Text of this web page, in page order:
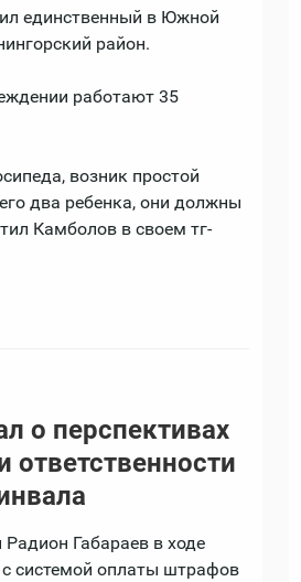
единственный в Южной
район.
работают 35
возник простой
два ребенка, они должны
Камболов в своем тг-
о перспективах
Габараев в ходе
системой оплаты штрафов